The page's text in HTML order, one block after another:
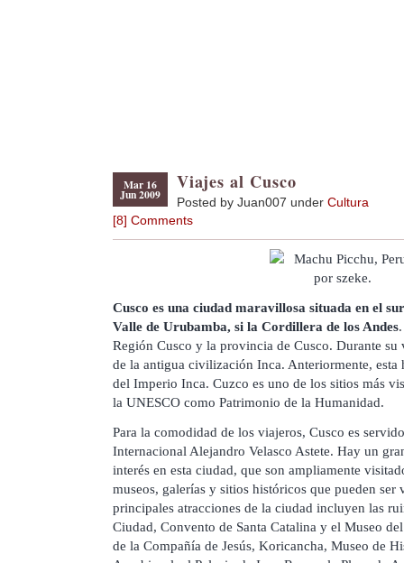
Mar 16
Jun 2009
Viajes al Cusco
Posted by Juan007 under Cultura
[8] Comments
Cusco es una ciudad maravillosa situada en el
Valle de Urubamba, si la Cordillera de los Andes
Región Cusco y la provincia de Cusco. Durante su
de la antigua civilización Inca. Anteriormente,
del Imperio Inca. Cuzco es uno de los sitios más
la UNESCO como Patrimonio de la Humanidad.
Para la comodidad de los viajeros, Cusco es
Internacional Alejandro Velasco Astete. Hay un
interés en esta ciudad, que son ampliamente
museos, galerías y sitios históricos que pueden ser
principales atracciones de la ciudad incluyen las
Ciudad, Convento de Santa Catalina y el Museo
de la Compañía de Jesús, Koricancha, Museo de